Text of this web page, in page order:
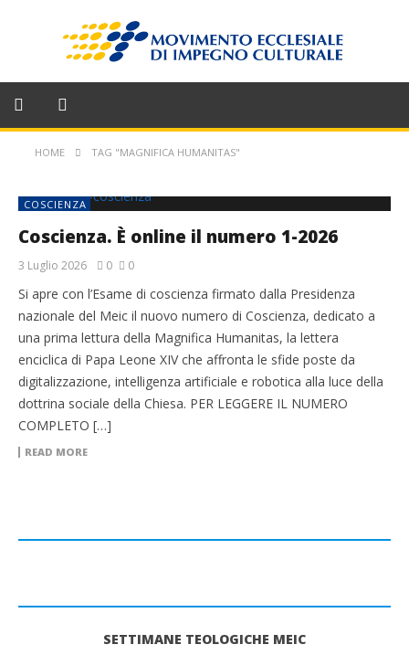
HOME TAG "MAGNIFICA HUMANITAS"
COSCIENZA
Coscienza. È online il numero 1-2026
3 Luglio 2026 0 0
Si apre con l’Esame di coscienza firmato dalla Presidenza
nazionale del Meic il nuovo numero di Coscienza, dedicato a
una prima lettura della Magnifica Humanitas, la lettera
enciclica di Papa Leone XIV che affronta le sfide poste da
digitalizzazione, intelligenza artificiale e robotica alla luce della
dottrina sociale della Chiesa. PER LEGGERE IL NUMERO
COMPLETO […]
READ MORE
SETTIMANE TEOLOGICHE MEIC